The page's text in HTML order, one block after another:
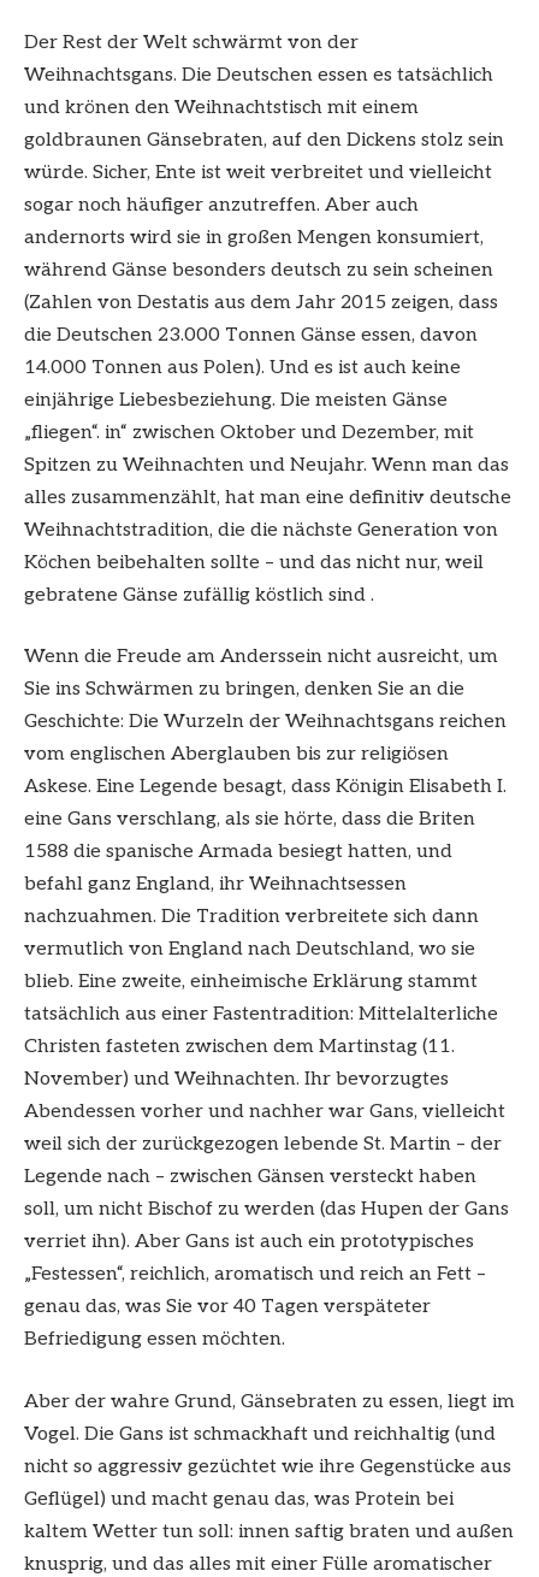
Der Rest der Welt schwärmt von der
Weihnachtsgans. Die Deutschen essen es tatsächlich
und krönen den Weihnachtstisch mit einem
goldbraunen Gänsebraten, auf den Dickens stolz sein
würde. Sicher, Ente ist weit verbreitet und vielleicht
sogar noch häufiger anzutreffen. Aber auch
andernorts wird sie in großen Mengen konsumiert,
während Gänse besonders deutsch zu sein scheinen
(Zahlen von Destatis aus dem Jahr 2015 zeigen, dass
die Deutschen 23.000 Tonnen Gänse essen, davon
14.000 Tonnen aus Polen). Und es ist auch keine
einjährige Liebesbeziehung. Die meisten Gänse
„fliegen“. in“ zwischen Oktober und Dezember, mit
Spitzen zu Weihnachten und Neujahr. Wenn man das
alles zusammenzählt, hat man eine definitiv deutsche
Weihnachtstradition, die die nächste Generation von
Köchen beibehalten sollte – und das nicht nur, weil
gebratene Gänse zufällig köstlich sind .
Wenn die Freude am Anderssein nicht ausreicht, um
Sie ins Schwärmen zu bringen, denken Sie an die
Geschichte: Die Wurzeln der Weihnachtsgans reichen
vom englischen Aberglauben bis zur religiösen
Askese. Eine Legende besagt, dass Königin Elisabeth I.
eine Gans verschlang, als sie hörte, dass die Briten
1588 die spanische Armada besiegt hatten, und
befahl ganz England, ihr Weihnachtsessen
nachzuahmen. Die Tradition verbreitete sich dann
vermutlich von England nach Deutschland, wo sie
blieb. Eine zweite, einheimische Erklärung stammt
tatsächlich aus einer Fastentradition: Mittelalterliche
Christen fasteten zwischen dem Martinstag (11.
November) und Weihnachten. Ihr bevorzugtes
Abendessen vorher und nachher war Gans, vielleicht
weil sich der zurückgezogen lebende St. Martin – der
Legende nach – zwischen Gänsen versteckt haben
soll, um nicht Bischof zu werden (das Hupen der Gans
verriet ihn). Aber Gans ist auch ein prototypisches
„Festessen“, reichlich, aromatisch und reich an Fett –
genau das, was Sie vor 40 Tagen verspäteter
Befriedigung essen möchten.
Aber der wahre Grund, Gänsebraten zu essen, liegt im
Vogel. Die Gans ist schmackhaft und reichhaltig (und
nicht so aggressiv gezüchtet wie ihre Gegenstücke aus
Geflügel) und macht genau das, was Protein bei
kaltem Wetter tun soll: innen saftig braten und außen
knusprig, und das alles mit einer Fülle aromatischer